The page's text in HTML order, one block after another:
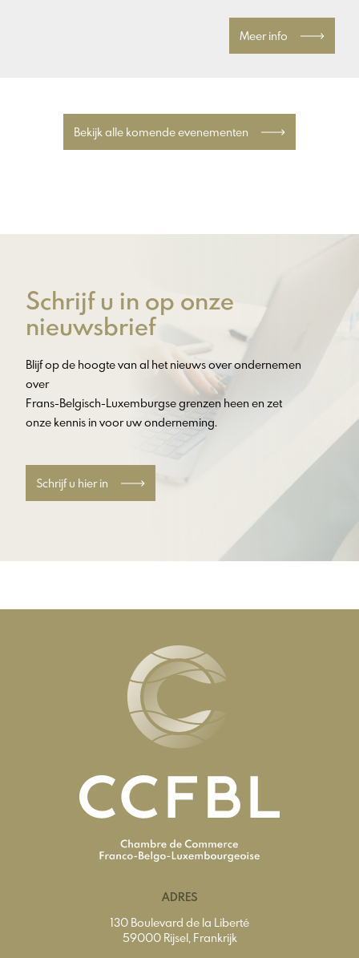
Meer info
Bekijk alle komende evenementen
Schrijf u in op onze
nieuwsbrief
Blijf op de hoogte van al het nieuws over ondernemen
over
Frans-Belgisch-Luxemburgse grenzen heen en zet
onze kennis in voor uw onderneming.
Schrijf u hier in
ADRES
130 Boulevard de la Liberté
59000 Rijsel, Frankrijk